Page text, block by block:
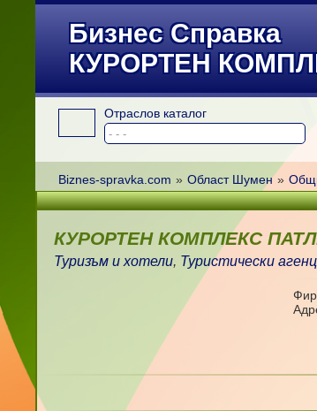
Бизнес Справка
КУРОРТЕН
Отраслов каталог
Biznes-spravka.com » Област Шумен »
КУРОРТЕН КОМПЛЕКС
Туризъм и хотели, Туристически